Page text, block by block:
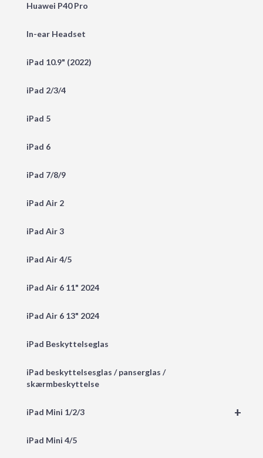
Huawei P40 Pro
In-ear Headset
iPad 10.9" (2022)
iPad 2/3/4
iPad 5
iPad 6
iPad 7/8/9
iPad Air 2
iPad Air 3
iPad Air 4/5
iPad Air 6 11" 2024
iPad Air 6 13" 2024
iPad Beskyttelseglas
iPad beskyttelsesglas / panserglas /
skærmbeskyttelse
+
iPad Mini 1/2/3
iPad Mini 4/5